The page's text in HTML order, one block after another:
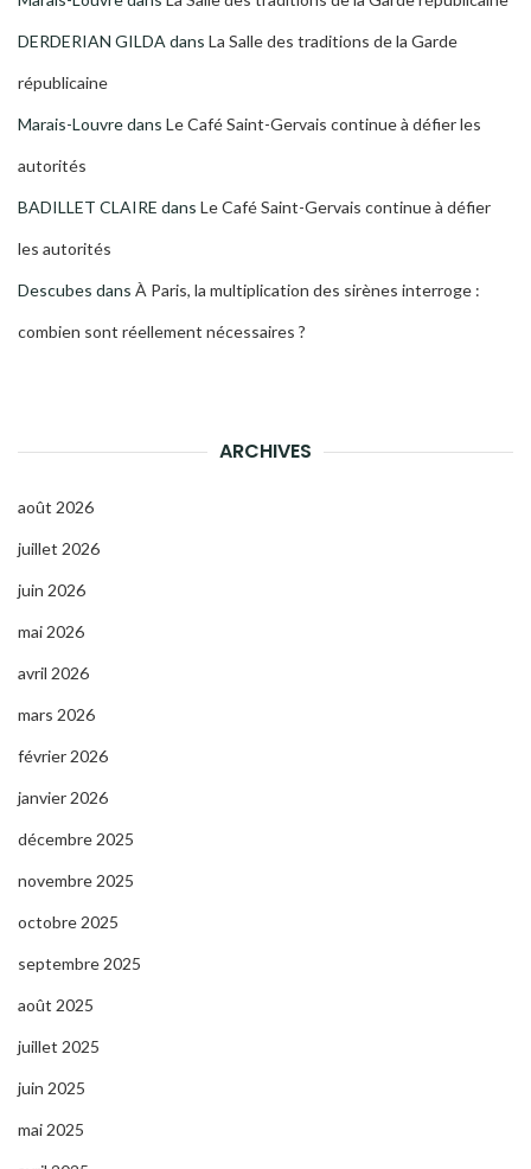
DERDERIAN GILDA dans La Salle des traditions de la Garde
républicaine
Marais-Louvredans Le Café Saint-Gervais continue à défier les
autorités
BADILLET CLAIRE dans Le Café Saint-Gervais continue à défier
les autorités
Descubes dans À Paris, la multiplication des sirènes interroge :
combien sont réellement nécessaires ?
ARCHIVES
août 2026
juillet 2026
juin 2026
mai 2026
avril 2026
mars 2026
février 2026
janvier 2026
décembre 2025
novembre 2025
octobre 2025
septembre 2025
août 2025
juillet 2025
juin 2025
mai 2025